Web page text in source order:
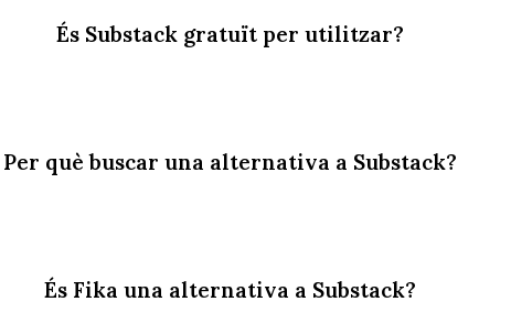
És Substack gratuït per utilitzar?
Per què buscar una alternativa a Substack?
És Fika una alternativa a Substack?